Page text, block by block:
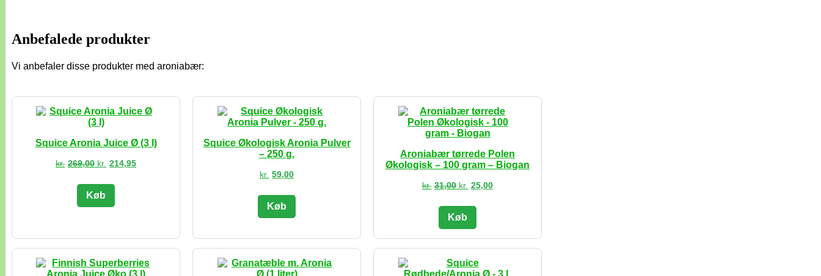
Anbefalede produkter
Vi anbefaler disse produkter med aroniabær:
Squice Aronia Juice Ø (3 l)
kr. 269,00 Den
pris
var:
kr.269,00.
kr. 214,95Den
Køb
Squice Økologisk Aronia Pulver
– 250 g.
kr. 59,00
Køb
Aroniabær tørrede Polen
Økologisk – 100 gram – Biogan
kr. 31,00 Den
pris
var:
kr.31,00.
kr. 25,00Den
Køb